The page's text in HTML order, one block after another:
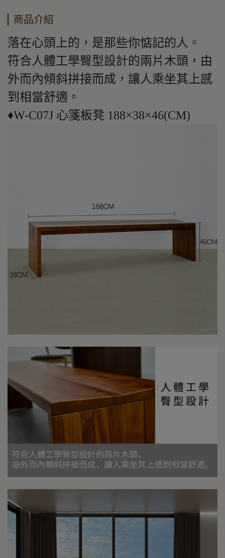
商品介紹
落在心頭上的，是那些你惦記的人。
符合人體工學臀型設計的兩片木頭，由
外而內傾斜拼接而成，讓人乘坐其上感
到相當舒適。
♦W-C07J 心箋板凳 188×38×46(CM)